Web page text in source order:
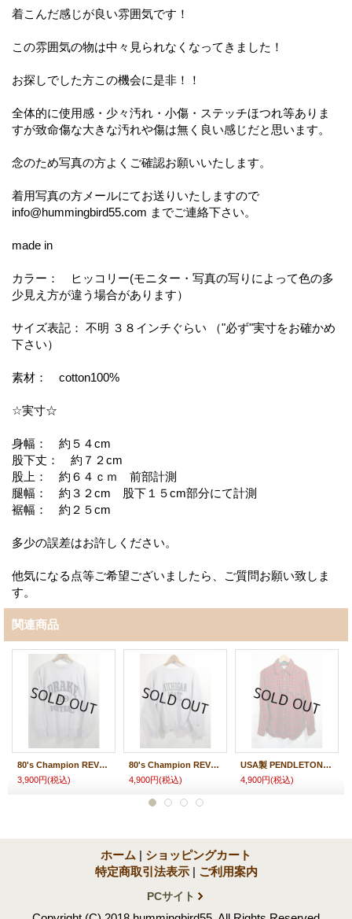
着こんだ感じが良い雰囲気です！
この雰囲気の物は中々見られなくなってきました！
お探しでした方この機会に是非！！
全体的に使用感・少々汚れ・小傷・ステッチほつれ等ありま
すが致命傷な大きな汚れや傷は無く良い感じだと思います。
念のため写真の方よくご確認お願いいたします。
着用写真の方メールにてお送りいたしますので
info@hummingbird55.com までご連絡下さい。
made in
カラー： ヒッコリー(モニター・写真の写りによって色の多
少見え方が違う場合があります）
サイズ表記： 不明 ３８インチぐらい （"必ず"実寸をお確かめ
下さい）
素材： cotton100%
☆実寸☆
身幅： 約５４cm
股下丈： 約７２cm
股上： 約６４ｃｍ 前部計測
腿幅： 約３２cm 股下１５cm部分にて計測
裾幅： 約２５cm
多少の誤差はお許しください。
他気になる点等ご希望ございましたら、ご質問お願い致しま
す。
関連商品
80's Champion REVERSE WEAVE チャンピオン リバースウィーブ ３段
3,900円(税込)
80's Champion REVERSE WEAVE チャンピオン リバースウィーブ 染込み
4,900円(税込)
USA製 PENDLETON ペンドルトン LOBO ウールシャツ
4,900円(税込)
ホーム | ショッピングカート
特定商取引法表示 | ご利用案内
PCサイト